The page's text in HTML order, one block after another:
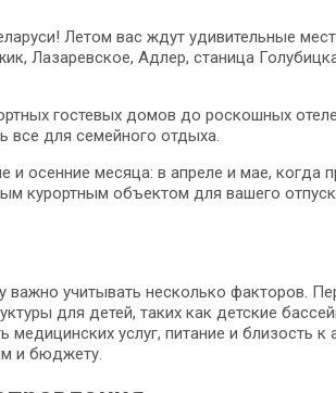
Летом вас ждут удивительные
Лазаревское, Адлер, станица
гостевых домов до роскошных
все для семейного отдыха.
осенние месяца: в апреле и мае, когда
курортным объектом для вашего
учитывать несколько факторов.
для детей, таких как детские
услуг, питание и близость
и бюджету.